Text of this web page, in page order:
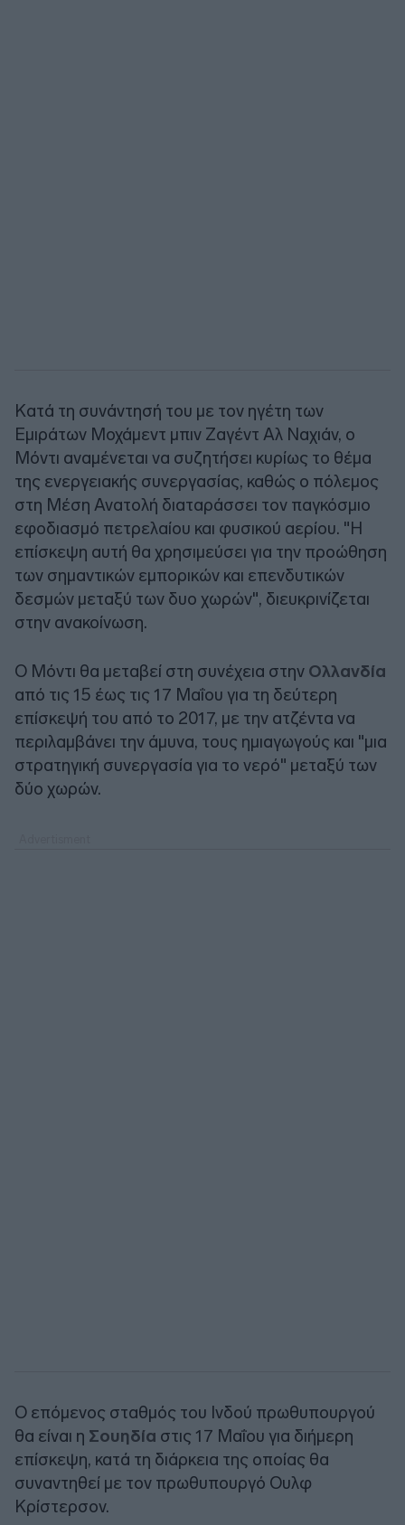
Κατά τη συνάντησή του με τον ηγέτη των
Εμιράτων Μοχάμεντ μπιν Ζαγέντ Αλ Ναχιάν, ο
Μόντι αναμένεται να συζητήσει κυρίως το θέμα
της ενεργειακής συνεργασίας, καθώς ο πόλεμος
στη Μέση Ανατολή διαταράσσει τον παγκόσμιο
εφοδιασμό πετρελαίου και φυσικού αερίου. "Η
επίσκεψη αυτή θα χρησιμεύσει για την προώθηση
των σημαντικών εμπορικών και επενδυτικών
δεσμών μεταξύ των δυο χωρών", διευκρινίζεται
στην ανακοίνωση.
Ο Μόντι θα μεταβεί στη συνέχεια στην Ολλανδία
από τις 15 έως τις 17 Μαΐου για τη δεύτερη
επίσκεψή του από το 2017, με την ατζέντα να
περιλαμβάνει την άμυνα, τους ημιαγωγούς και "μια
στρατηγική συνεργασία για το νερό" μεταξύ των
δύο χωρών.
Ο επόμενος σταθμός του Ινδού πρωθυπουργού
θα είναι η Σουηδία στις 17 Μαΐου για διήμερη
επίσκεψη, κατά τη διάρκεια της οποίας θα
συναντηθεί με τον πρωθυπουργό Ουλφ
Κρίστερσον.